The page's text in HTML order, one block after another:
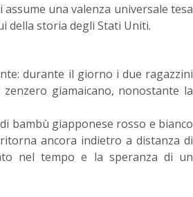
una valenza universale tesa
della storia degli Stati Uniti.
durante il giorno i due ragazzini
giamaicano, nonostante la
bambù giapponese rosso e bianco
ancora indietro a distanza di
nel tempo e la speranza di un